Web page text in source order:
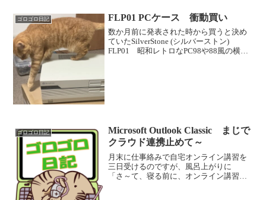
ゴロゴロ日記 FLP01 PCケース 衝動買い
数か月前に発表された時から買うと決め
ていたSilverStone (シルバーストン)
FLP01 昭和レトロなPC98や88風の横置
ゴロゴロ日記
Microsoft Outlook Classic まじで
クラウド連携止めて～
月末に仕事絡みで自宅オンライン講習を
三日受けるのですが、風呂上がりに
「さ～て、寝る前に、オンライン講習の